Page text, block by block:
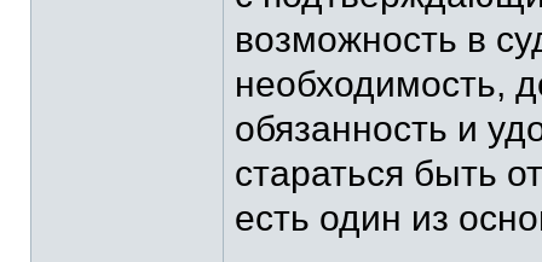
возможность в
необходимость,
обязанность и
стараться быть
есть один из